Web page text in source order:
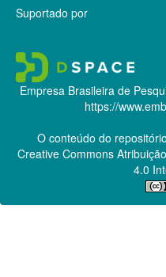
Suportado por
Empresa Brasileira de
https://
O conteúdo do
Creative Commons
4.0